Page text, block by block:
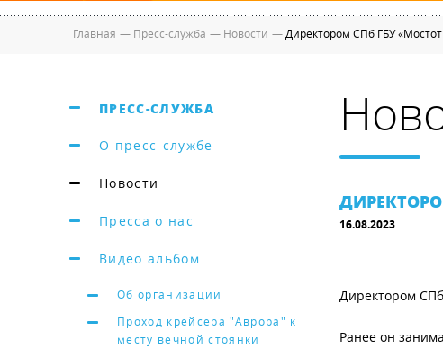
Главная — Пресс-служба — Новости — Директором СПб ГБУ
ПРЕСС-СЛУЖБА
О пресс-службе
Новости
Пресса о нас
Видео альбом
Об организации
Проход крейсера "Аврора" к
месту вечной стоянки
16.08.2023
Директором
Ранее он